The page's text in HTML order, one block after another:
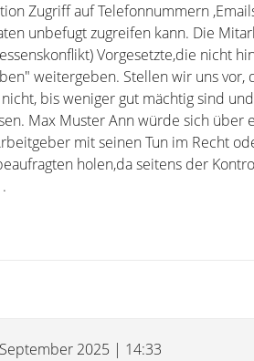
Zugriff auf Telefonnummern
unbefugt zugreifen kann. Die
Vorgesetzte,die nicht
weitergeben. Stellen wir uns
bis weniger gut mächtig sind
Max Muster Ann würde sich über
mit seinen Tun im Recht
holen,da seitens der
2025 | 14:33